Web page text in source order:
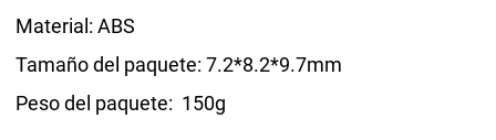
Material: ABS
Tamaño del paquete: 7.2*8.2*9.7mm
Peso del paquete: 150g